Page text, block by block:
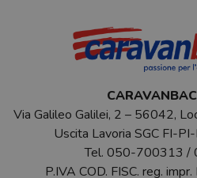
Via Galileo Galilei, 2 – 56042,
Uscita Lavoria SGC FI-
Tel. 050-700313 /
P.IVA COD. FISC. reg.